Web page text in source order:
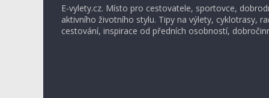
E-vylety.cz. Místo pro cestovatele, sportovce,
aktivního životního stylu. Tipy na výlety, cyklotrasy,
cestování, inspirace od předních osobností,